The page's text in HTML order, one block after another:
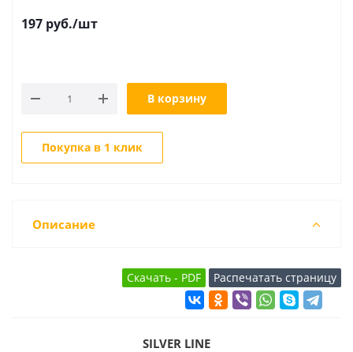
197 руб./шт
В корзину
Покупка в 1 клик
Описание
SILVER LINE